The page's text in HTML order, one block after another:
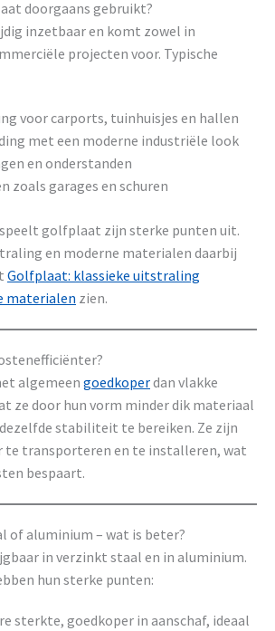
doorgaans gebruikt?
inzetbaar en komt zowel in
projecten voor. Typische
voor carports, tuinhuisjes en hallen
met een moderne industriële look
en onderstanden
zoals garages en schuren
golfplaat zijn sterke punten uit.
en moderne materialen daarbij
Golfplaat: klassieke uitstraling
materialen zien.
algemeen goedkoperdan vlakke
ze door hun vorm minder dik materiaal
stabiliteit te bereiken. Ze zijn
te transporteren en te installeren, wat
bespaart.
of aluminium – wat is beter?
in verzinkt staal en in aluminium.
hun sterke punten:
sterkte, goedkoper in aanschaf, ideaal